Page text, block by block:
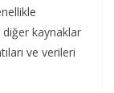
kaynaklar
ve verileri